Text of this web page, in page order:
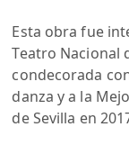
Esta obra fue
Teatro Nacional
condecorada
danza y a la
de Sevilla en